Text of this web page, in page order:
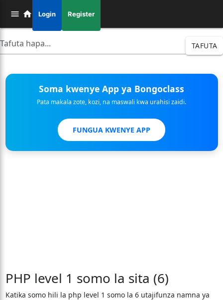
Login Register
TAFUTA
Soma kwenye App ya Bongoclass
Pata makala zote, kozi, na maswali kwa urahisi zaidi.
FUNGUA KWENYE APP
PHP level 1 somo la sita (6)
Katika somo hili la php level 1 somo la 6 utajifunza namna ya